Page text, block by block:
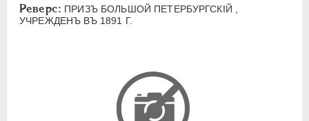
Реверс: ПРИЗЪ БОЛЬШОЙ ПЕТЕРБУРГСКIЙ ,
УЧРЕЖДЕНЪ ВЪ 1891 Г.
ПАВЕЛ I 1796-1801
АЛЕКСАНДР I
1855-1881
1881-1894